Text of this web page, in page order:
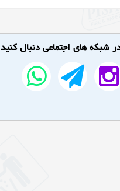
شبکه های اجتماعی دنبال کنید